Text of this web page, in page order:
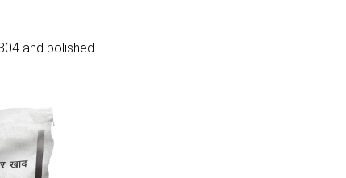
and polished